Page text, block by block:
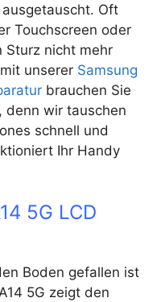
Oft
Touchscreen oder
Sturz nicht mehr
unserer Samsung
brauchen Sie
denn wir tauschen
schnell und
Ihr Handy
5G LCD
Boden gefallen ist
5G zeigt den